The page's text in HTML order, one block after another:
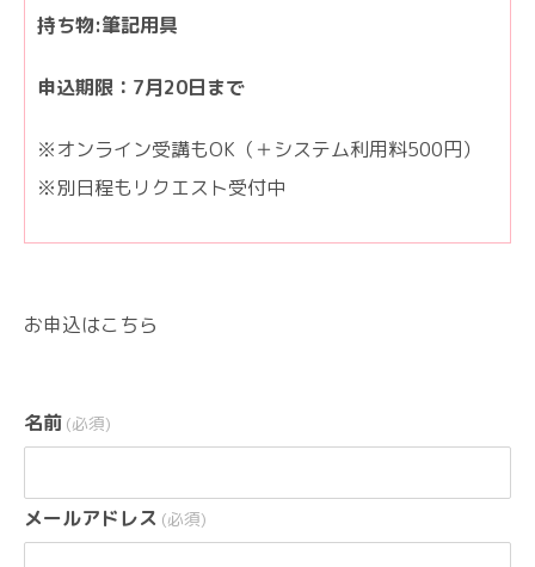
持ち物:筆記用具
申込期限：7月20日まで
※オンライン受講もOK（＋システム利用料500円）
※別日程もリクエスト受付中
お申込はこちら
名前 (必須)
メールアドレス (必須)